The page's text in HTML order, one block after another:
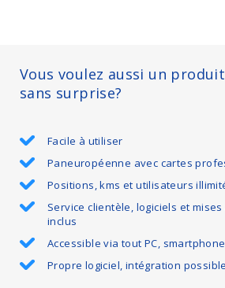
Vous voulez aussi un
sans surprise?
Facile à utiliser
Paneuropéenne avec cartes
Positions, kms et utilisateurs
Service clientèle, logiciels et
inclus
Accessible via tout PC,
Propre logiciel, intégration